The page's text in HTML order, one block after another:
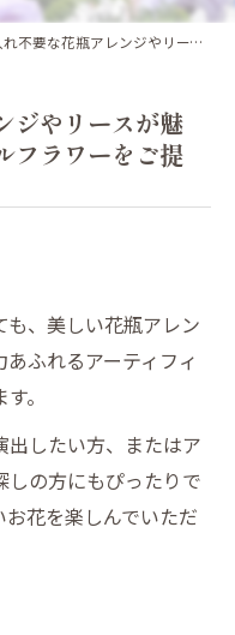
な花瓶アレンジやリースが魅力！アーティフィシャルフラワーをご提供
ジやリースが魅
フラワーをご提
、美しい花瓶アレン
ふれるアーティフィ
。
出したい方、またはア
しの方にもぴったりで
花を楽しんでいただ